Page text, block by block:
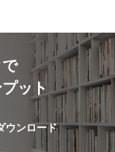
ット
ウンロード